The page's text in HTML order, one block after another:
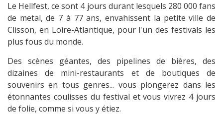
Le Hellfest, ce sont 4 jours durant lesquels 280 000 fans
de metal, de 7 à 77 ans, envahissent la petite ville de
Clisson, en Loire-Atlantique, pour l'un des festivals les
plus fous du monde.
Des scènes géantes, des pipelines de bières, des
dizaines de mini-restaurants et de boutiques de
souvenirs en tous genres... vous plongerez dans les
étonnantes coulisses du festival et vous vivrez 4 jours
de folie, comme si vous y étiez.